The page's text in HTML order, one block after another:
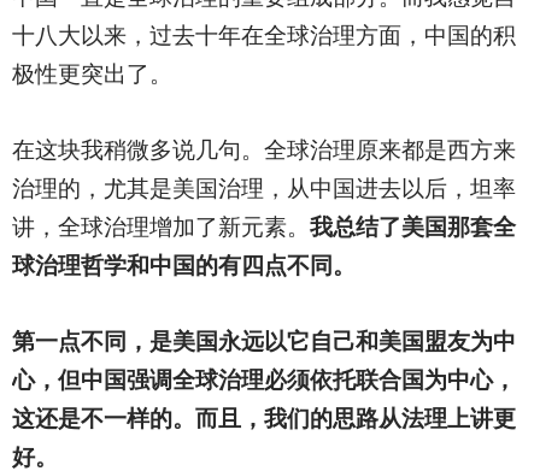
十八大以来，过去十年在全球治理方面，中国的积
极性更突出了。
在这块我稍微多说几句。全球治理原来都是西方来
治理的，尤其是美国治理，从中国进去以后，坦率
讲，全球治理增加了新元素。 我总结了美国那套全
球治理哲学和中国的有四点不同。
第一点不同，是美国永远以它自己和美国盟友为中
心，但中国强调全球治理必须依托联合国为中心，
这还是不一样的。而且，我们的思路从法理上讲更
好。